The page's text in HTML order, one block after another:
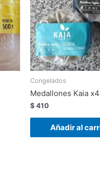
Congelados
Medallones Kaia
$410
Añadir al